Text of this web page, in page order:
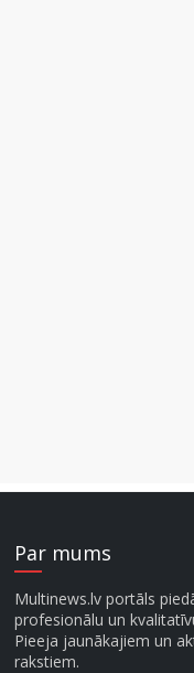
Par mums
Multinews.lv portāls
profesionālu un
Pieeja jaunākajiem un
rakstiem.